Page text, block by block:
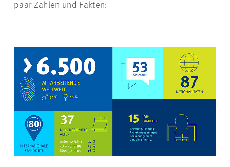
paar Zahlen und Fakten: